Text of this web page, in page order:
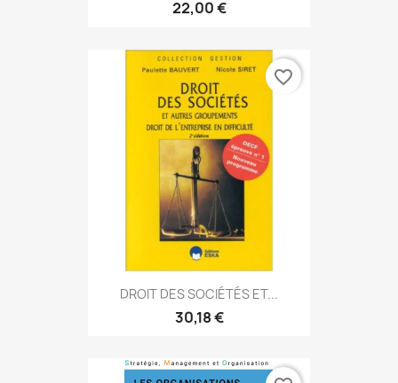
22,00 €
DROIT DES SOCIÉTÉS ET...
30,18 €
favorite_border